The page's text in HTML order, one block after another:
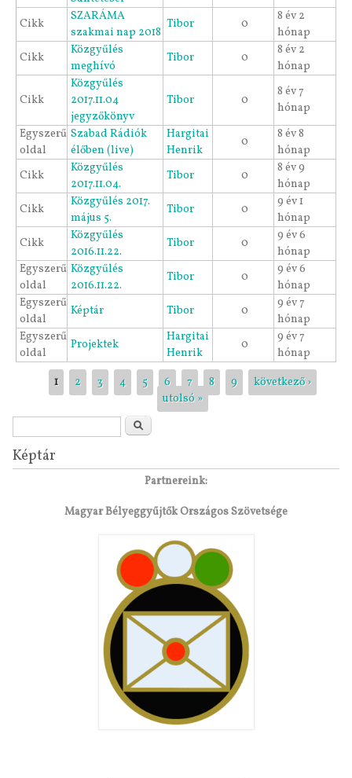
Cikk
SZARÁMA
szakmai nap 2018
Tibor 0
8 év 2
hónap
Cikk
Közgyűlés
meghívó
Tibor 0
8 év 2
hónap
Cikk
Közgyűlés
2017.11.04
jegyzőkönyv
Tibor 0
8 év 7
hónap
Egyszerű
oldal
Szabad Rádiók
élőben (live)
Hargitai
Henrik
0
8 év 8
hónap
Cikk
Közgyűlés
2017.11.04.
Tibor 0
8 év 9
hónap
Cikk
Közgyűlés 2017.
május 5.
Tibor 0
9 év 1
hónap
Cikk
Közgyűlés
2016.11.22.
Tibor 0
9 év 6
hónap
Egyszerű
oldal
Közgyűlés
2016.11.22.
Tibor 0
9 év 6
hónap
Egyszerű
oldal
Képtár Tibor 0
9 év 7
hónap
Egyszerű
oldal
Projektek
Hargitai
Henrik
0
9 év 7
hónap
Oldalak
1 2 3 4 5 6 7 8 9
következő ›
utolsó »
Keresés
Képtár
Partnereink:
Magyar Bélyeggyűjtők Országos Szövetsége